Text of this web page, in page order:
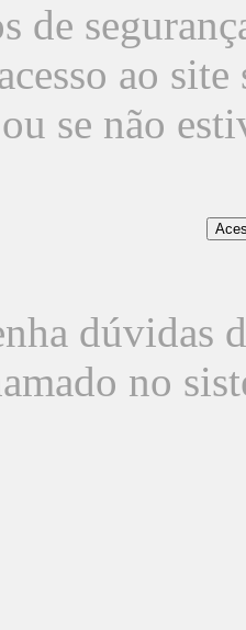
de
ao
ou se não
dúvidas
no